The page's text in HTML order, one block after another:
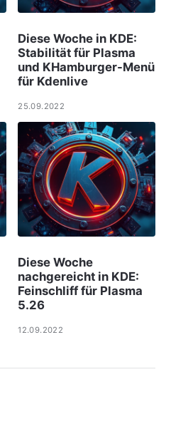
Diese Woche in KDE:
Stabilität für Plasma
und KHamburger-Menü
für Kdenlive
25.09.2022
Diese Woche
nachgereicht in KDE:
Feinschliff für Plasma
5.26
12.09.2022